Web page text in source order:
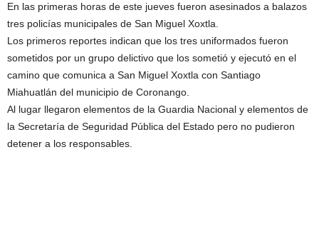
En las primeras horas de este jueves fueron asesinados a balazos
tres policías municipales de San Miguel Xoxtla.
Los primeros reportes indican que los tres uniformados fueron
sometidos por un grupo delictivo que los sometió y ejecutó en el
camino que comunica a San Miguel Xoxtla con Santiago
Miahuatlán del municipio de Coronango.
Al lugar llegaron elementos de la Guardia Nacional y elementos de
la Secretaría de Seguridad Pública del Estado pero no pudieron
detener a los responsables.